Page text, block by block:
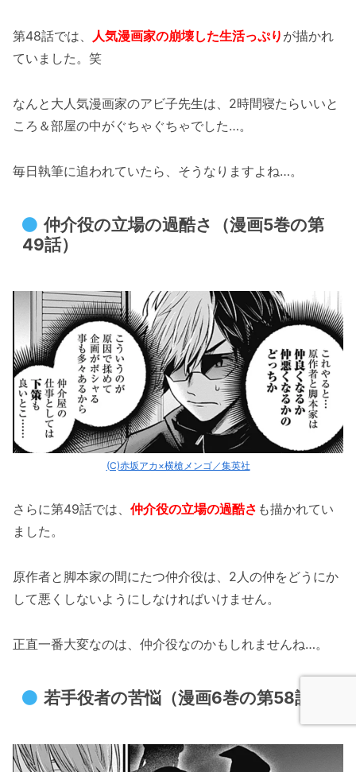
第48話では、 人気漫画家の崩壊した生活っぷり が描かれ
ていました。笑
なんと大人気漫画家のアビ子先生は、2時間寝たらいいと
ころ＆部屋の中がぐちゃぐちゃでした…。
毎日執筆に追われていたら、そうなりますよね…。
仲介役の立場の過酷さ（漫画5巻の第
49話）
(C)赤坂アカ×横槍メンゴ／集英社
さらに第49話では、 仲介役の立場の過酷さ も描かれてい
ました。
原作者と脚本家の間にたつ仲介役は、2人の仲をどうにか
して悪くしないようにしなければいけません。
正直一番大変なのは、仲介役なのかもしれませんね…。
若手役者の苦悩（漫画6巻の第58話）